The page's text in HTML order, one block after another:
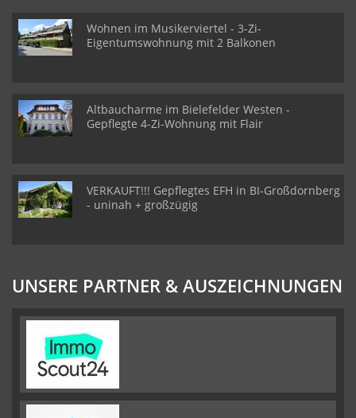
Wohnen im Musikerviertel - 3-Zi-
Eigentumswohnung mit 2 Balkonen
Altbaucharme im Bielefelder Westen -
Gepflegte 4-Zi-Wohnung mit Flair
VERKAUFT!!! Gepflegtes EFH in BI-Großdornberg
- uninah + großzügig
UNSERE PARTNER & AUSZEICHNUNGEN